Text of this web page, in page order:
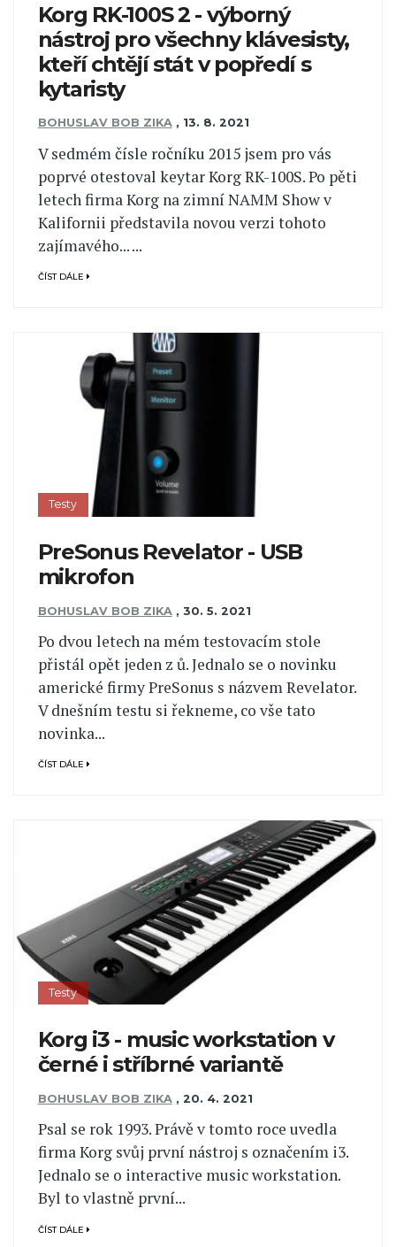
Korg RK-100S 2 - výborný
nástroj pro všechny klávesisty,
kteří chtějí stát v popředí s
kytaristy
BOHUSLAV BOB ZIKA , 13. 8. 2021
V sedmém čísle ročníku 2015 jsem pro vás
poprvé otestoval keytar Korg RK-100S. Po pěti
letech firma Korg na zimní NAMM Show v
Kalifornii představila novou verzi tohoto
zajímavého... ...
ČÍST DÁLE
Testy
PreSonus Revelator - USB
mikrofon
BOHUSLAV BOB ZIKA , 30. 5. 2021
Po dvou letech na mém testovacím stole
přistál opět jeden z ů. Jednalo se o novinku
americké firmy PreSonus s názvem Revelator.
V dnešním testu si řekneme, co vše tato
novinka...
ČÍST DÁLE
Testy
Korg i3 - music workstation v
černé i stříbrné variantě
BOHUSLAV BOB ZIKA , 20. 4. 2021
Psal se rok 1993. Právě v tomto roce uvedla
firma Korg svůj první nástroj s označením i3.
Jednalo se o interactive music workstation.
Byl to vlastně první...
ČÍST DÁLE